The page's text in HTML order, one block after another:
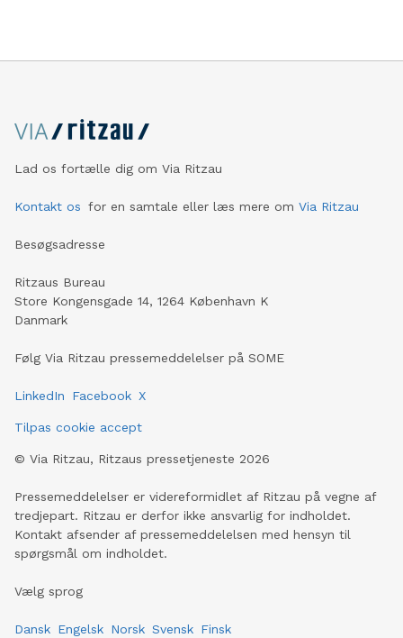
Lad os fortælle dig om Via Ritzau
Kontakt os for en samtale eller læs mere om Via Ritzau
Besøgsadresse
Ritzaus Bureau
Store Kongensgade 14, 1264 København K
Danmark
Følg Via Ritzau pressemeddelelser på SOME
LinkedIn Facebook X
Tilpas cookie accept
© Via Ritzau, Ritzaus pressetjeneste 2026
Pressemeddelelser er videreformidlet af Ritzau på vegne af
tredjepart. Ritzau er derfor ikke ansvarlig for indholdet.
Kontakt afsender af pressemeddelelsen med hensyn til
spørgsmål om indholdet.
Vælg sprog
Dansk Engelsk Norsk Svensk Finsk